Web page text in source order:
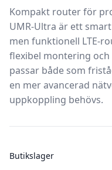
Kompakt router för
UMR-Ultra är ett
men funktionell LTE-
flexibel montering
passar både som
en mer avancerad
uppkoppling behövs.
Butikslager